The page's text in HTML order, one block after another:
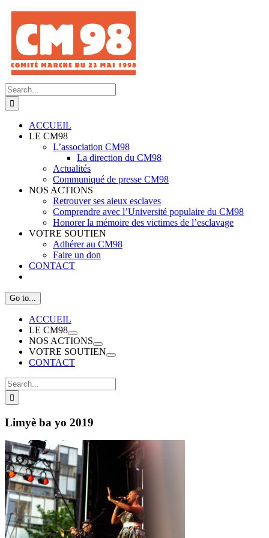
Skip
content
Search
for:
ACCUEIL
LE CM98
L’association CM98
La direction du CM98
Actualités
Communiqué de presse CM98
NOS ACTIONS
Retrouver ses aieux esclaves
Comprendre avec l’Université populaire du CM98
Honorer la mémoire des victimes de l’esclavage
VOTRE SOUTIEN
Adhérer au CM98
Faire un don
CONTACT
Go to...
ACCUEIL
LE CM98
NOS ACTIONS
VOTRE SOUTIEN
CONTACT
Search
for:
Limyè ba yo 2019